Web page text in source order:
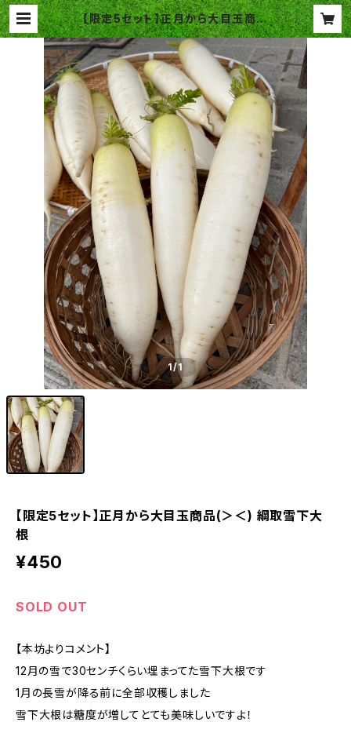
【限定5セット】正月から大目玉商品
(＞＜) 綱取雪下大根 | 本坊ファーム
1/1
【限定5セット】正月から大目玉商品(＞＜) 綱取雪下大
根
¥450
SOLD OUT
【本坊よりコメント】
12月の雪で30センチくらい埋まってた雪下大根です
1月の長雪が降る前に全部収穫しました
雪下大根は糖度が増してとても美味しいですよ！